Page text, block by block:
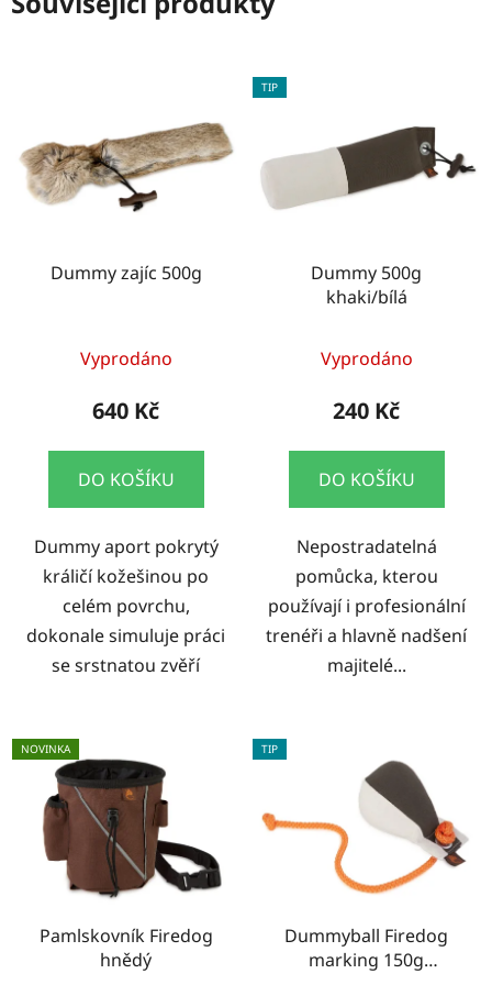
Dummy zajíc 500g
Vyprodáno
640 Kč
DO KOŠÍKU
Dummy aport pokrytý
králičí kožešinou po
celém povrchu,
dokonale simuluje práci
se srstnatou zvěří
TIP
Dummy 500g
khaki/bílá
Vyprodáno
240 Kč
DO KOŠÍKU
Nepostradatelná
pomůcka, kterou
používají i profesionální
trenéři a hlavně nadšení
majitelé...
NOVINKA
Pamlskovník Firedog
hnědý
TIP
Dummyball Firedog
marking 150g